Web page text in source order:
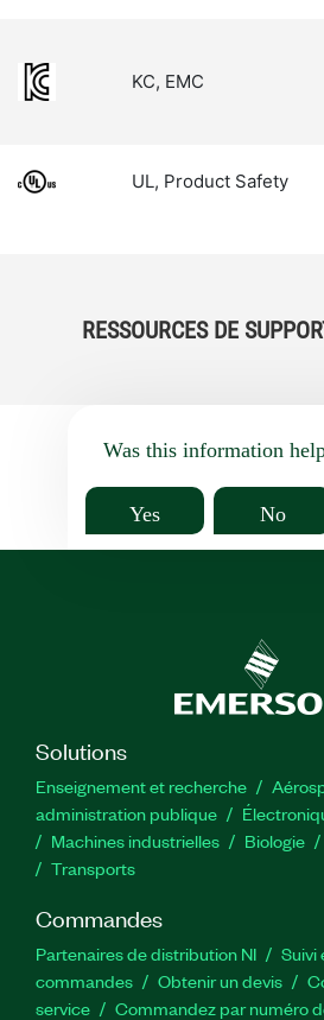
KC, EMC
UL, Product Safety
RESSOURCES DE
Was this information
Yes No
Solutions
Enseignement et recherche
administration publique
Machines industrielles
Biologie
Transports
Commandes
Partenaires de distribution NI
Suivi
commandes
Obtenir un devis
service
Commandez par numéro